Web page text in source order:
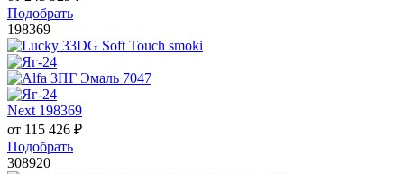
Подобрать
198369
Next 198369
от 115 426 ₽
Подобрать
308920